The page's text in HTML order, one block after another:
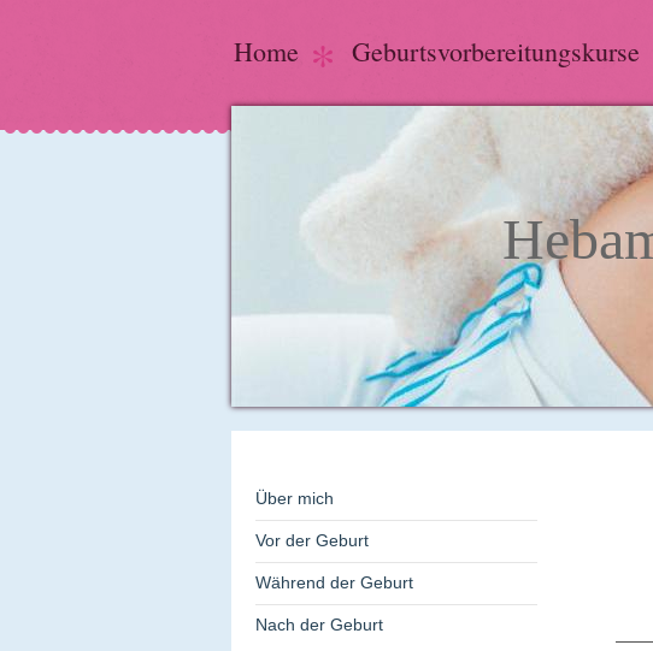
Home Geburtsvorbereitungskurse
Über mich
Vor der Geburt
Während der Geburt
Nach der Geburt